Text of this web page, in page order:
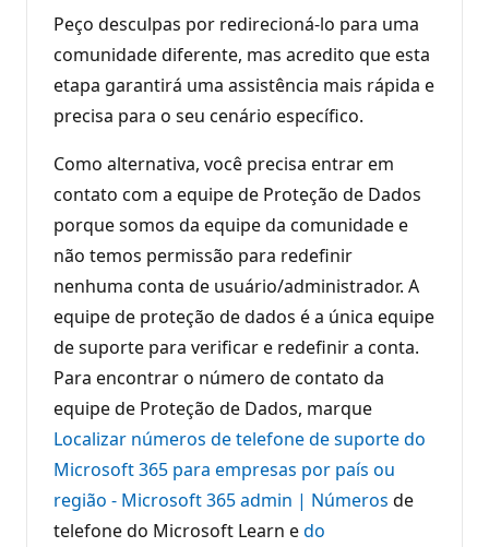
Peço desculpas por redirecioná-lo para uma
comunidade diferente, mas acredito que esta
etapa garantirá uma assistência mais rápida e
precisa para o seu cenário específico.
Como alternativa, você precisa entrar em
contato com a equipe de Proteção de Dados
porque somos da equipe da comunidade e
não temos permissão para redefinir
nenhuma conta de usuário/administrador. A
equipe de proteção de dados é a única equipe
de suporte para verificar e redefinir a conta.
Para encontrar o número de contato da
equipe de Proteção de Dados, marque
Localizar números de telefone de suporte do
Microsoft 365 para empresas por país ou
região - Microsoft 365 admin | Números de
telefone do Microsoft Learn edo